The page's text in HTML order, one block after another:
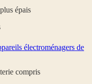
épais
électroménagers de
compris